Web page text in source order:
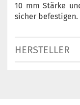
10 mm Stärke
sicher befestigen.
HERSTELLER